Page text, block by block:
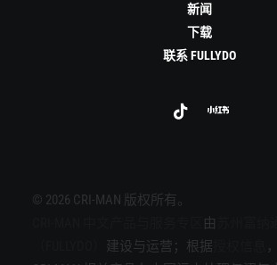
新闻
下载
联系 FULLYDO
© 2026 CRI-MAN 版权所有。
由
建设与运营；根据